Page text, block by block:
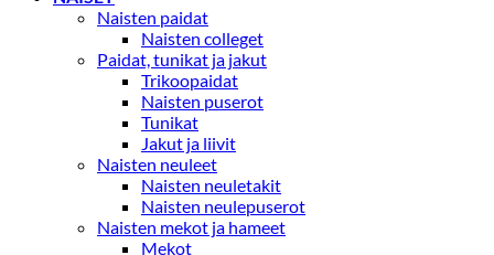
Naisten paidat
Naisten colleget
Paidat, tunikat ja jakut
Trikoopaidat
Naisten puserot
Tunikat
Jakut ja liivit
Naisten neuleet
Naisten neuletakit
Naisten neulepuserot
Naisten mekot ja hameet
Mekot